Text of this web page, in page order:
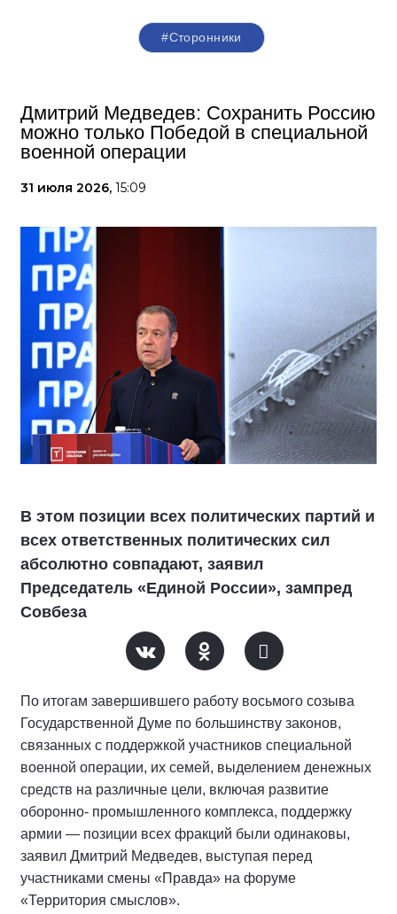
#Сторонники
Дмитрий Медведев: Сохранить Россию
можно только Победой в специальной
военной операции
31 июля 2026, 15:09
В этом позиции всех политических партий и
всех ответственных политических сил
абсолютно совпадают, заявил
Председатель «Единой России», зампред
Совбеза
По итогам завершившего работу восьмого созыва
Государственной Думе по большинству законов,
связанных с поддержкой участников специальной
военной операции, их семей, выделением денежных
средств на различные цели, включая развитие
оборонно- промышленного комплекса, поддержку
армии — позиции всех фракций были одинаковы,
заявил Дмитрий Медведев, выступая перед
участниками смены «Правда» на форуме
«Территория смыслов».